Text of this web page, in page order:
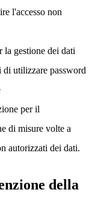
l'accesso non
la gestione dei dati
di utilizzare password
per il
di misure volte a
autorizzati dei dati.
della